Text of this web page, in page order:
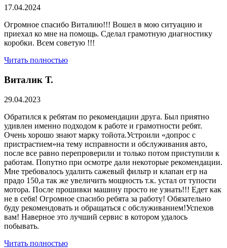
17.04.2024
Огромное спасибо Виталию!!! Вошел в мою ситуацию и
приехал ко мне на помощь. Сделал грамотную диагностику
коробки. Всем советую !!!
Читать полностью
Виталик Т.
29.04.2023
Обратился к ребятам по рекомендации друга. Был приятно
удивлен именно подходом к работе и грамотности ребят.
Очень хорошо знают марку тойота.Устроили «допрос с
пристрастием»на тему исправности и обслуживания авто,
после все равно перепроверили и только потом приступили к
работам. Попутно при осмотре дали некоторые рекомендации.
Мне требовалось удалить сажевый фильтр и клапан егр на
прадо 150,а так же увеличить мощность т.к. устал от тупости
мотора. После прошивки машину просто не узнать!!! Едет как
не в себя! Огромное спасибо ребята за работу! Обязательно
буду рекомендовать и обращаться с обслуживанием!Успехов
вам! Наверное это лучший сервис в котором удалось
побывать.
Читать полностью